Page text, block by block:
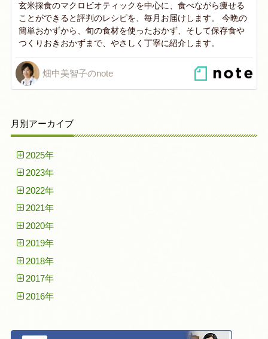
玄米採食のマクロビオティックを中心に、食べながら痩せる
ことができると評判のレシピを、毎月お届けします。 今晩の
簡単おかずから、旬の食材を使ったおかず、そして保存食や
つくりおきおかずまで、やさしく丁寧に紹介します。
畑中美智子のnote
月別アーカイブ
2025年
2023年
2022年
2021年
2020年
2019年
2018年
2017年
2016年